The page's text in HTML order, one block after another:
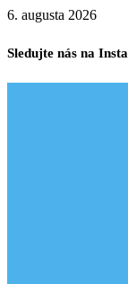
6. augusta 2026
Sledujte nás na